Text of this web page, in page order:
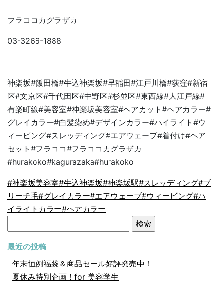
フラココカグラザカ
03-3266-1888
神楽坂#飯田橋#牛込神楽坂#早稲田#江戸川橋#荻窪#新宿
区#文京区#千代田区#中野区#杉並区#東西線#大江戸線#
有楽町線#美容室#神楽坂美容室#ヘアカット #ヘアカラー#
グレイカラー#白髪染め#デザインカラー#ハイライト #ウ
ィービング#スレッディング#エアウェーブ#着付け#ヘア
セット #フラココ#フラココカグラザカ
#hurakoko#kagurazaka#hurakoko
#神楽坂美容室#牛込神楽坂#神楽坂駅#スレッディング#ブ
リーチ毛#グレイカラー#エアウェーブ#ウィービング#ハ
イライトカラー#ヘアカラー
索:
最近の投稿
年末恒例福袋＆商品セール好評発売中！
夏休み特別企画！for 美容学生